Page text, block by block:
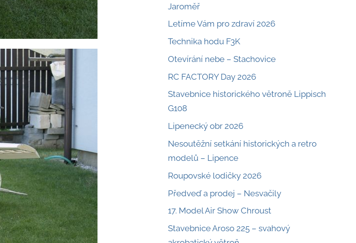
Jaroměř
Letíme Vám pro zdraví 2026
Technika hodu F3K
Otevírání nebe – Stachovice
RC FACTORY Day 2026
Stavebnice historického větroně Lippisch
G108
Lipenecký obr 2026
Nesoutěžní setkání historických a retro
modelů – Lipence
Roupovské lodičky 2026
Předveď a prodej – Nesvačily
17. Model Air Show Chroust
Stavebnice Aroso 225 – svahový